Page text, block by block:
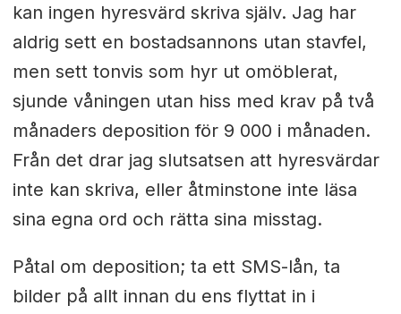
kan ingen hyresvärd skriva själv. Jag har
aldrig sett en bostadsannons utan stavfel,
men sett tonvis som hyr ut omöblerat,
sjunde våningen utan hiss med krav på två
månaders deposition för 9 000 i månaden.
Från det drar jag slutsatsen att hyresvärdar
inte kan skriva, eller åtminstone inte läsa
sina egna ord och rätta sina misstag.
Påtal om deposition; ta ett SMS-lån, ta
bilder på allt innan du ens flyttat in i